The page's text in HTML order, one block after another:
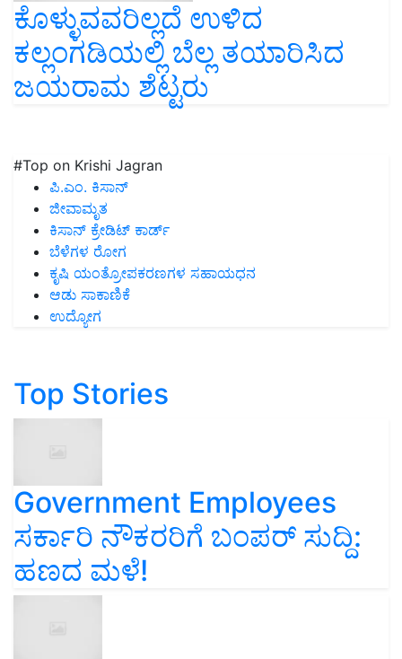
ಕೊಳ್ಳುವವರಿಲ್ಲದೆ ಉಳಿದ
ಕಲ್ಲಂಗಡಿಯಲ್ಲಿ ಬೆಲ್ಲ ತಯಾರಿಸಿದ
ಜಯರಾಮ ಶೆಟ್ಟರು
#Top on Krishi Jagran
ಪಿ.ಎಂ. ಕಿಸಾನ್
ಜೀವಾಮೃತ
ಕಿಸಾನ್ ಕ್ರೇಡಿಟ್ ಕಾರ್ಡ್
ಬೆಳೆಗಳ ರೋಗ
ಕೃಷಿ ಯಂತ್ರೋಪಕರಣಗಳ ಸಹಾಯಧನ
ಆಡು ಸಾಕಾಣಿಕೆ
ಉದ್ಯೋಗ
Top Stories
Government Employees
ಸರ್ಕಾರಿ ನೌಕರರಿಗೆ ಬಂಪರ್‌ ಸುದ್ದಿ:
ಹಣದ ಮಳೆ!